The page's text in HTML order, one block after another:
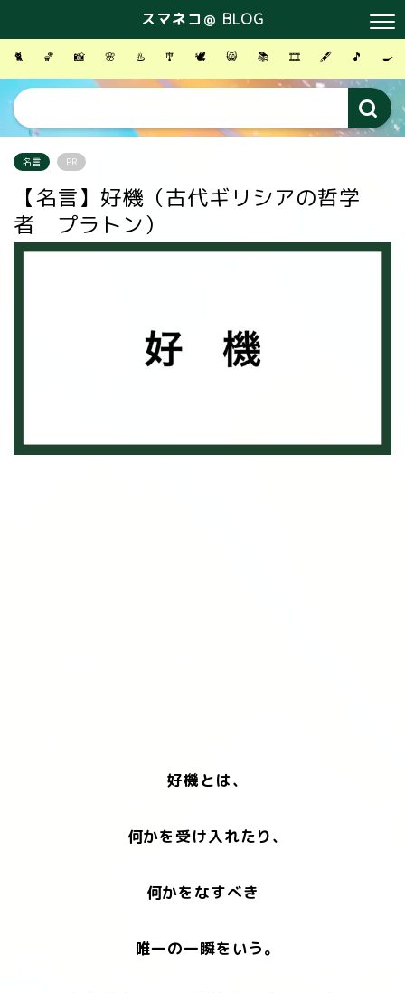
スマネコ＠ BLOG
🐈 🏀 📸 🌸 ♨️ 🎐 🕊 😸 📚 🎞 🖋 🎵 🍳
名言 PR
【名言】好機（古代ギリシアの哲学
者 プラトン）
好機とは、
何かを受け入れたり、
何かをなすべき
唯一の一瞬をいう。